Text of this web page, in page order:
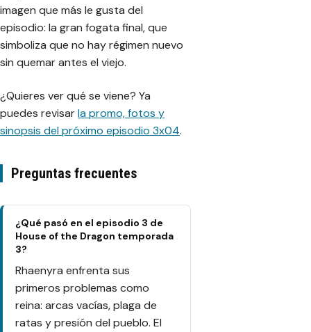
imagen que más le gusta del
episodio: la gran fogata final, que
simboliza que no hay régimen nuevo
sin quemar antes el viejo.
¿Quieres ver qué se viene? Ya
puedes revisarla promo, fotos y
sinopsis del próximo episodio 3x04.
Preguntas frecuentes
¿Qué pasó en el episodio 3 de
House of the Dragon temporada
3?
Rhaenyra enfrenta sus
primeros problemas como
reina: arcas vacías, plaga de
ratas y presión del pueblo. El